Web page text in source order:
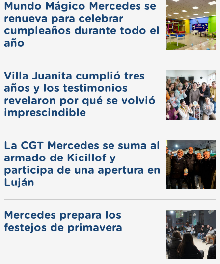
Mundo Mágico Mercedes se
renueva para celebrar
cumpleaños durante todo el
año
Villa Juanita cumplió tres
años y los testimonios
revelaron por qué se volvió
imprescindible
La CGT Mercedes se suma al
armado de Kicillof y
participa de una apertura en
Luján
Mercedes prepara los
festejos de primavera